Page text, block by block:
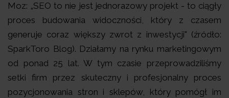
Moz: „SEO to nie jest jednorazowy projekt - to ciągły
proces budowania widoczności, który z czasem
generuje coraz większy zwrot z inwestycji" (źródło:
SparkToro Blog). Działamy na rynku marketingowym
od ponad 25 lat. W tym czasie przeprowadziliśmy
setki firm przez skuteczny i profesjonalny proces
pozycjonowania stron i sklepów, który pomógł im